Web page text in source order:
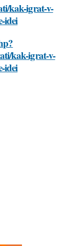
kak-igrat-v-
idei
kak-igrat-v-
idei